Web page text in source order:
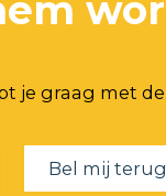
je graag met
Bel mij terug